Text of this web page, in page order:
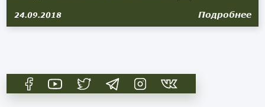
24.09.2018 Подробнее